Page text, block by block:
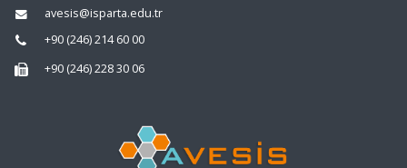
avesis@isparta.edu.tr
+90 (246) 214 60 00
+90 (246) 228 30 06